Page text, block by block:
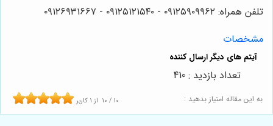
تلفن همراه: ۰۹۱۲۵۹۰۹۹۶۲ - ۰۹۱۲۵۱۲۱۵۴۰‌‌‌ - ۰۹۱۲۶۹۳۱۶۶۷
مشخصات
به این مقاله امتیاز بدهید : 10 / 10 از 1 کاربر
تعداد بازدید : 410